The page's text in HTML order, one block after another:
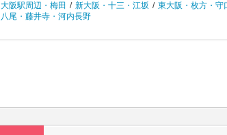
大阪駅周辺・梅田 / 新大阪・十三・江坂 / 東大阪・枚方・守
八尾・藤井寺・河内長野